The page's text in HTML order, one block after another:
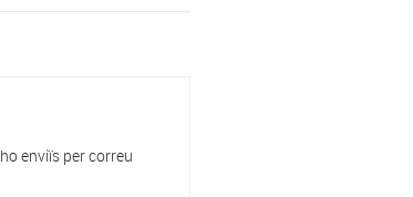
enviïs per correu